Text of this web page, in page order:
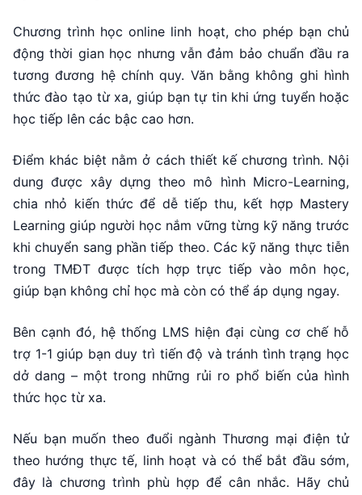
Chương trình học online linh hoạt, cho phép bạn chủ
động thời gian học nhưng vẫn đảm bảo chuẩn đầu ra
tương đương hệ chính quy. Văn bằng không ghi hình
thức đào tạo từ xa, giúp bạn tự tin khi ứng tuyển hoặc
học tiếp lên các bậc cao hơn.
Điểm khác biệt nằm ở cách thiết kế chương trình. Nội
dung được xây dựng theo mô hình Micro-Learning,
chia nhỏ kiến thức để dễ tiếp thu, kết hợp Mastery
Learning giúp người học nắm vững từng kỹ năng trước
khi chuyển sang phần tiếp theo. Các kỹ năng thực tiễn
trong TMĐT được tích hợp trực tiếp vào môn học,
giúp bạn không chỉ học mà còn có thể áp dụng ngay.
Bên cạnh đó, hệ thống LMS hiện đại cùng cơ chế hỗ
trợ 1-1 giúp bạn duy trì tiến độ và tránh tình trạng học
dở dang – một trong những rủi ro phổ biến của hình
thức học từ xa.
Nếu bạn muốn theo đuổi ngành Thương mại điện tử
theo hướng thực tế, linh hoạt và có thể bắt đầu sớm,
đây là chương trình phù hợp để cân nhắc. Hãy chủ